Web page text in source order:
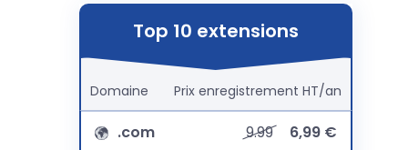
Top 10 extensions
Domaine Prix enregistrement HT/an
.com 9.99
6,99 €